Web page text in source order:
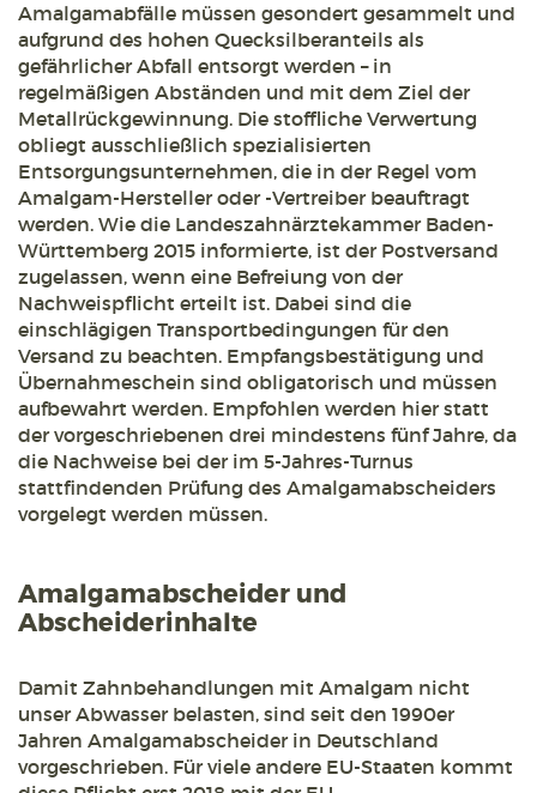
Amalgamabfälle müssen gesondert gesammelt und
aufgrund des hohen Quecksilberanteils als
gefährlicher Abfall entsorgt werden – in
regelmäßigen Abständen und mit dem Ziel der
Metallrückgewinnung. Die stoffliche Verwertung
obliegt ausschließlich spezialisierten
Entsorgungsunternehmen, die in der Regel vom
Amalgam-Hersteller oder -Vertreiber beauftragt
werden. Wie die Landeszahnärztekammer Baden-
Württemberg 2015 informierte, ist der Postversand
zugelassen, wenn eine Befreiung von der
Nachweispflicht erteilt ist. Dabei sind die
einschlägigen Transportbedingungen für den
Versand zu beachten. Empfangsbestätigung und
Übernahmeschein sind obligatorisch und müssen
aufbewahrt werden. Empfohlen werden hier statt
der vorgeschriebenen drei mindestens fünf Jahre, da
die Nachweise bei der im 5-Jahres-Turnus
stattfindenden Prüfung des Amalgamabscheiders
vorgelegt werden müssen.
Amalgamabscheider und
Abscheiderinhalte
Damit Zahnbehandlungen mit Amalgam nicht
unser Abwasser belasten, sind seit den 1990er
Jahren Amalgamabscheider in Deutschland
vorgeschrieben. Für viele andere EU-Staaten kommt